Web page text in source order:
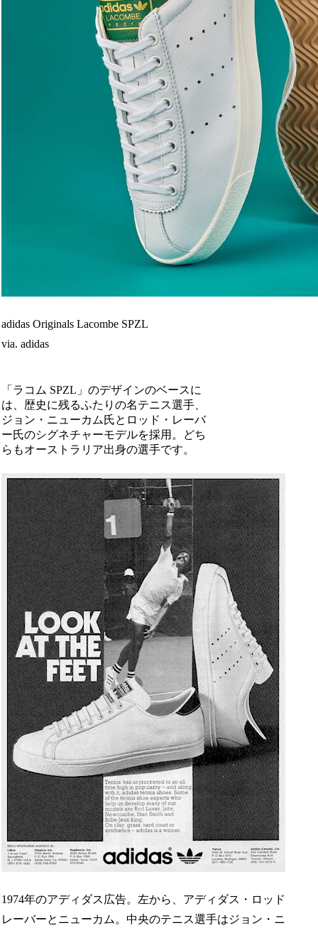
adidas Originals Lacombe SPZL
via. adidas
「ラコム SPZL」のデザインのベースに
は、歴史に残るふたりの名テニス選手、
ジョン・ニューカム氏とロッド・レーバ
ー氏のシグネチャーモデルを採用。どち
らもオーストラリア出身の選手です。
1974年のアディダス広告。左から、アディダス・ロッド
レーバーとニューカム。中央のテニス選手はジョン・ニ